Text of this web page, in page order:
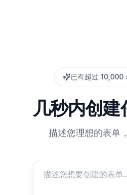
已有超过 10,000
几秒内创
描述您理想的表单